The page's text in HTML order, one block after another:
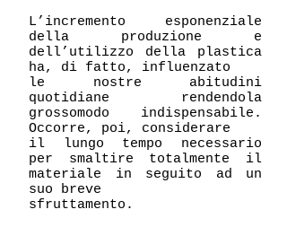
L’incremento esponenziale
della produzione e
dell’utilizzo della plastica
ha, di fatto, influenzato
le nostre abitudini
quotidiane rendendola
grossomodo indispensabile.
Occorre, poi, considerare
il lungo tempo necessario
per smaltire totalmente il
materiale in seguito ad un
suo breve
sfruttamento.